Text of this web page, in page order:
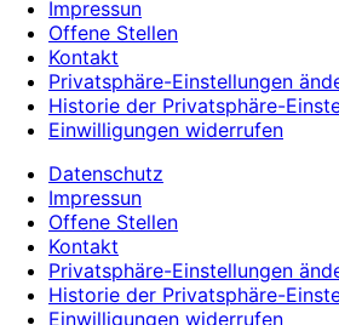
Impressun
Offene Stellen
Kontakt
Privatsphäre-Einstellungen
Historie der Privatsphäre-
Einwilligungen widerrufen
Datenschutz
Impressun
Offene Stellen
Kontakt
Privatsphäre-Einstellungen
Historie der Privatsphäre-
Einwilligungen widerrufen